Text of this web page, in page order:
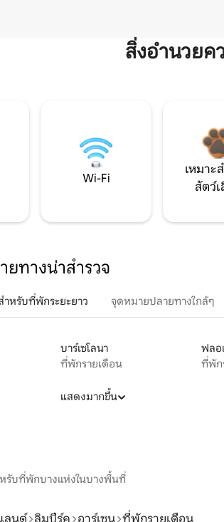
สิ่งอำนวย
Wi-Fi
เหมาะ
สัตว์เ
ทางน่าสำรวจ
หรับที่พักระยะยาว จุดหมายปลายทางใกล้ๆ
บาร์เซโลนา
ที่พักรายเดือน
ฟลอ
ที่พัก
แสดงมากขึ้น
รับที่พักบางแห่งในบางพื้นที่